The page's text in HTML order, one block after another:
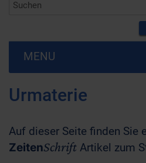
MENU
Urmaterie
Auf dieser Seite finden Sie
ZeitenSchrift Artikel zum